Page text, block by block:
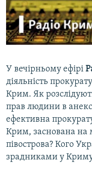
ВІДЕОУРОКИ «ELIFBE»
СВІДЧЕННЯ ОКУПАЦІЇ
УКРАЇНСЬКА ПРОБЛЕМА
Русский
Qırımtatar
Усі сайти RFE/RL
У вечірньому ефірі
діяльність
Крим. Як
прав людини в
ефективна
Крим, заснована на
півострова? Кого
зрадниками у